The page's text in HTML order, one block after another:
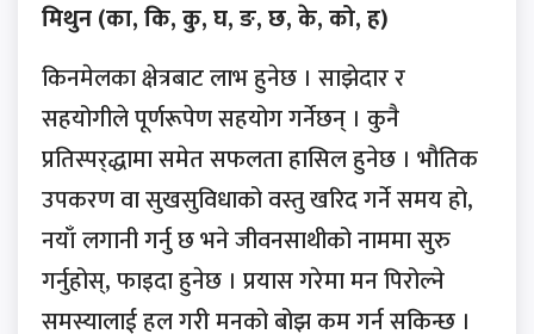
मिथुन (का, कि, कु, घ, ङ, छ, के, को, ह)
किनमेलका क्षेत्रबाट लाभ हुनेछ । साझेदार र
सहयोगीले पूर्णरूपेण सहयोग गर्नेछन् । कुनै
प्रतिस्पर्‌द्धामा समेत सफलता हासिल हुनेछ । भौतिक
उपकरण वा सुखसुविधाको वस्तु खरिद गर्ने समय हो,
नयाँ लगानी गर्नु छ भने जीवनसाथीको नाममा सुरु
गर्नुहोस्, फाइदा हुनेछ । प्रयास गरेमा मन पिरोल्ने
समस्यालाई हल गरी मनको बोझ कम गर्न सकिन्छ ।